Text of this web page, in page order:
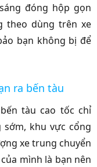
đóng hộp gọn
theo dùng trên xe
bạn không bị để
ra bến tàu
tàu cao tốc chỉ
sớm, khu vực cổng
xe trung chuyển
mình là bạn nên